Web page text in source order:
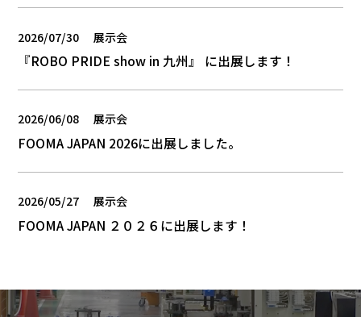
2026/07/30 展示会
『ROBO PRIDE show in 九州』 に出展します！
2026/06/08 展示会
FOOMA JAPAN 2026に出展しました。
2026/05/27 展示会
FOOMA JAPAN ２０２６に出展します！